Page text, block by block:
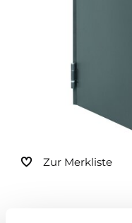
Dachboden­treppen
Zur Merkliste